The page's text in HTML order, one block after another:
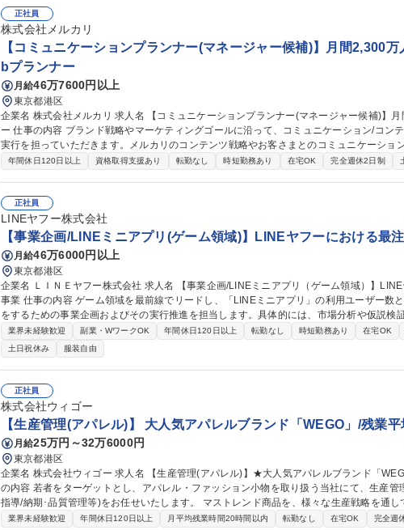
し、徐々にマネジメント領域を広げながら、人事・総務部門の責任者として組織を牽引す
募集職種 六本木一丁目【人事・総務マネージャー】音楽関係の公益法人/平均残業15時間◎
正社員
株式会社メルカリ
【コミュニケーションプランナー(マネージャー候補)】月間2,300
bプランナー
月給46万7600円以上
東京都港区
企業名 株式会社メルカリ 求人名 【コミュニケーションプランナー(マネージャー候補)】月間2,300万人のユーザ
ー 仕事の内容 ブランド戦略やマーケティングゴールに沿って、コミュニケーション/コンテンツ戦略の構築および
実行を担っていただきます。メルカリのコンテンツ戦略やお客さまとのコミュニケーショ
す。 ■お客さまのニーズやトレンドを分析し、コミュニケーション / コンテンツ戦略に策定 ■ブランドやプロダク
ンプランナー(マネージャー候補)】月間2,300万人のユーザー
年間休日120日以上 資格取得支援あり 転勤なし 時短勤務あり 在宅OK 完全週休2日制
正社員
LINEヤフー株式会社
【事業企画/LINEミニアプリ(ゲーム領域)】LINEヤフーにおける最
月給46万6000円以上
東京都港区
企業名 ＬＩＮＥヤフー株式会社 求人名 【事業企画/LINEミニアプリ（ゲーム領域）】LINEヤフーにおける最注力
事業 仕事の内容 ゲーム領域を最前線でリードし、「LINEミニアプリ」の利用ユーザー数と提供者数双方の最大化
をするための事業企画およびその実行推進を担当します。具体的には、市場分析や仮説検
および ゲームパブリッシャーなど事業者に必要とされる機能や仕組みを企画し、実行計画の策定を主導します。
【詳細】■担当領域の中長期的な成長および収益性の向上に向けた戦略の立案・企画・推進
び年間数百億規模のメガヒット創出に向けたGTM・アライアンス戦略の策定■プロジェクト
スまで一気通貫で企画を実行■データの可視化や分析、調査 等 募集職種 【事業企画/LINEミニアプリ（ゲーム領
域）】LINEヤフーにおける最注力事業
業界未経験歓迎 副業・WワークOK 年間休日120日以上 転勤なし 時短勤務あり 在宅OK
土日祝休み
服装自由
正社員
株式会社ウィゴー
【生産管理(アパレル)】 大人気アパレルブランド「WEGO」/残業
月給25万円～32万6000円
東京都港区
企業名 株式会社ウィゴー 求人名 【生産管理(アパレル)】★大人気アパレルブランド「WEGO」/残業平均10h 仕事
の内容 若者をターゲットとし、アパレル・ファッション小物を取り扱う当社にて、生産管
指導/納期･品質管理等)をお任せいたします。 マストレンド商品を、様々な生産戦略を通して安定した品質、低コ
ストで供給出来る生産体制を構築する事が当ポジションのミッションとなります。工場管
業界未経験歓迎 年間休日120日以上 月平均残業時間20時間以内 転勤なし 在宅OK 完全週